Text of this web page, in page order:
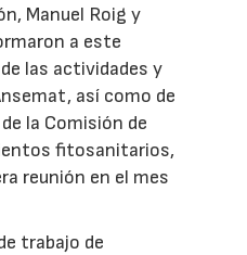
Manuel Roig y
a este
las actividades y
así como de
la Comisión de
fitosanitarios,
reunión en el mes
trabajo de